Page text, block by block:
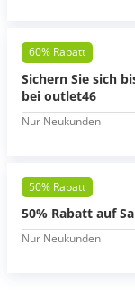
60% Rabatt
Sichern Sie sich
bei outlet46
Nur Neukunden
50% Rabatt
50% Rabatt auf
Nur Neukunden